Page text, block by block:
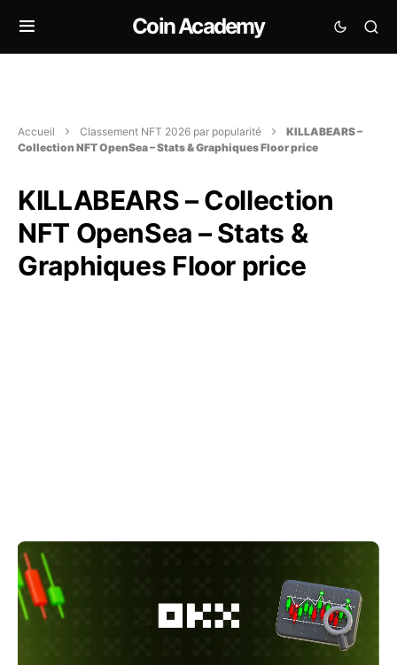
Coin Academy
Accueil Classement NFT 2026 par popularité
KILLABEARS –
Collection NFT OpenSea – Stats & Graphiques Floor price
KILLABEARS – Collection
NFT OpenSea – Stats &
Graphiques Floor price